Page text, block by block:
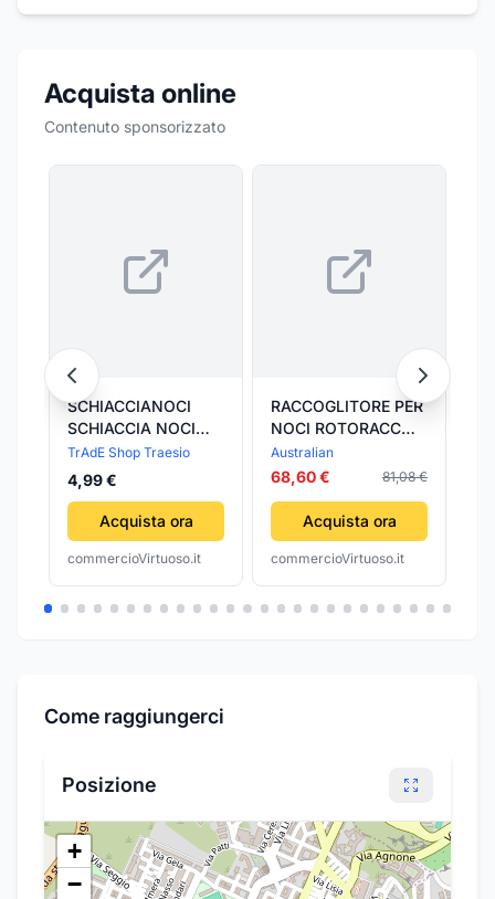
Acquista online
Contenuto sponsorizzato
SCHIACCIANOCI
SCHIACCIA NOCI
ROMPI NOCE
NOCELLINE FRUTTA
SECCA PINZA
NOCCIOLE
TrAdE Shop Traesio
4,99 €
Acquista ora
commercioVirtuoso.it
RACCOGLITORE PER
NOCI ROTORACC
SENZA MANICO
modello grande
mm.260x215
AUSTRALIAN
Australian
68,60 € 81,08 €
Acquista ora
commercioVirtuoso.it
Come raggiungerci
Posizione
+
−